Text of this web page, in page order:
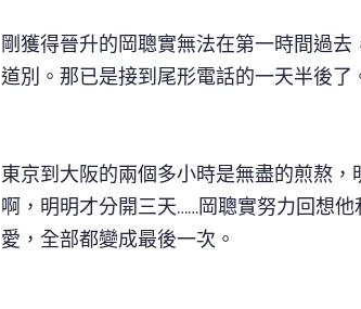
剛獲得晉升的岡聰實無法在第一時間過
道別。那已是接到尾形電話的一天半後了
東京到大阪的兩個多小時是無盡的煎熬
啊，明明才分開三天……岡聰實努力回想
愛，全部都變成最後一次。